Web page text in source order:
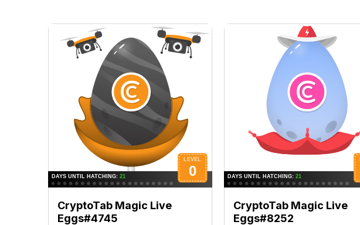
CryptoTab Magic Live
Eggs#4745
CryptoTab Magic Live
Eggs#8252